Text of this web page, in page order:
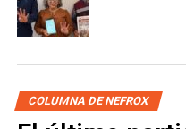
También lee:
zona de guerra
SELECCIÓN MEXICANA DE
COLUMNA DE NEFROX